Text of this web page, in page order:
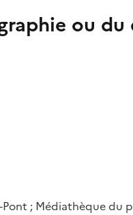
ou du
Pont ; Médiathèque